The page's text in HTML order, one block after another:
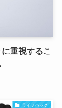
重視するこ
ライフハック